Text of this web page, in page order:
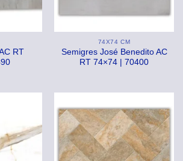
RT
74X74 CM
Semigres José Benedito AC
RT 74×74 | 70400